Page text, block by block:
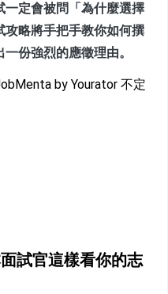
定會被問「為什麼選擇
略將手把手教你如何撰
份強烈的應徵理由。
by Yourator 不定
試官這樣看你的志